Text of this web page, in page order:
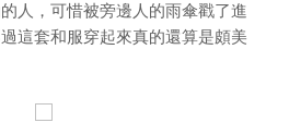
，可惜被旁邊人的雨傘戳了進
這套和服穿起來真的還算是頗美